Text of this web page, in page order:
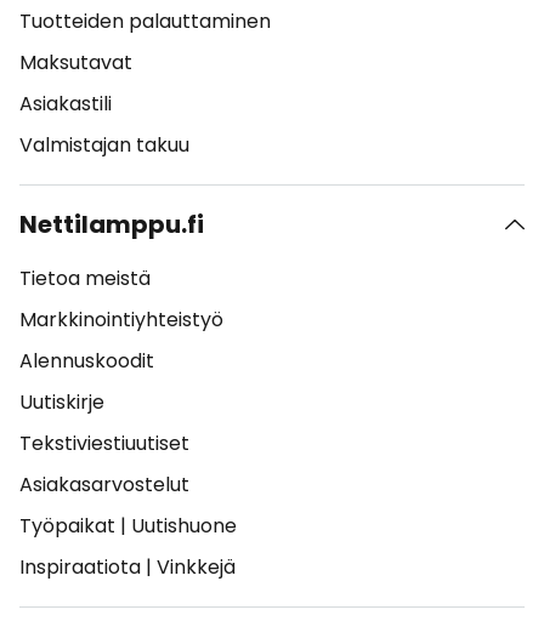
Tuotteiden palauttaminen
Maksutavat
Asiakastili
Valmistajan takuu
Nettilamppu.fi
Tietoa meistä
Markkinointiyhteistyö
Alennuskoodit
Uutiskirje
Tekstiviestiuutiset
Asiakasarvostelut
Työpaikat | Uutishuone
Inspiraatiota | Vinkkejä